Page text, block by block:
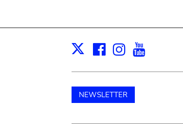
X Facebook
Instagram
NEWSLETTER